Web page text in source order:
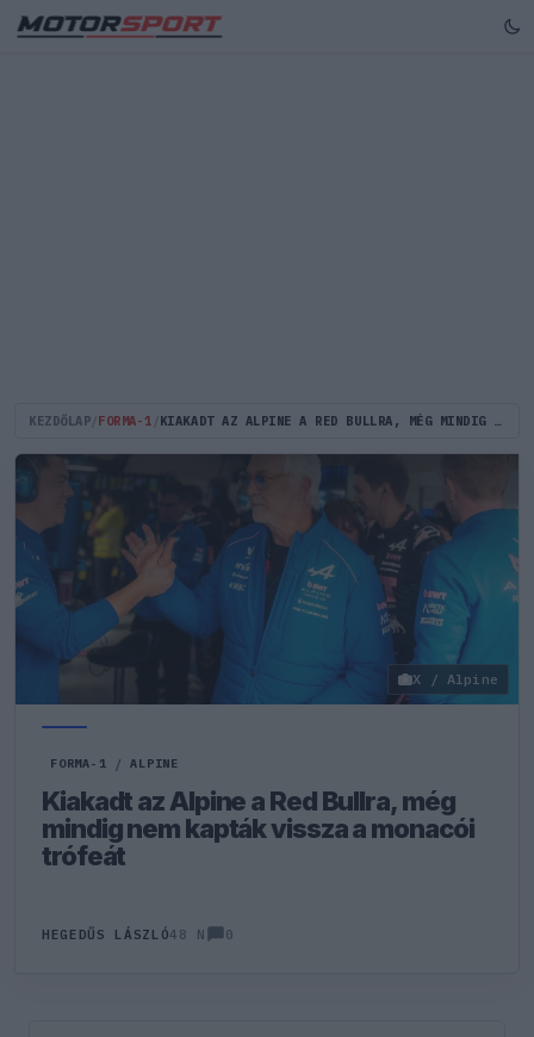
KEZDŐLAP FORMA-1 KIAKADT AZ ALPINE A RED BULLRA, MÉG MINDIG NEM KAPTÁK VISSZA A MONACÓI TRÓFEÁT
X / Alpine
FORMA-1 / ALPINE
Kiakadt az Alpine a Red Bullra, még
mindig nem kapták vissza a monacói
trófeát
HEGEDŰS LÁSZLÓ48 N 0